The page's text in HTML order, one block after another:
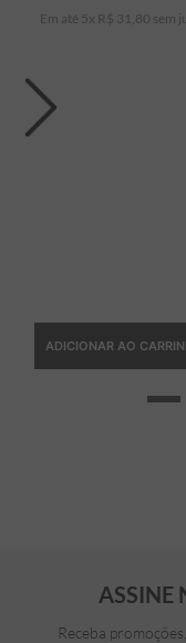
Em até 5 x R$ 31 80 sem
ADICIONAR AO
ASSINE
Receba